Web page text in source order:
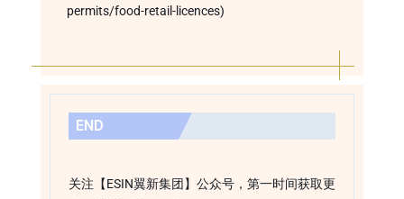
permits/food-retail-licences)
END
关注【ESIN翼新集团】公众号，第一时间获取更